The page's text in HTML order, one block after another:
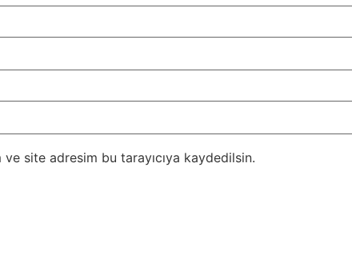
site adresim bu tarayıcıya kaydedilsin.